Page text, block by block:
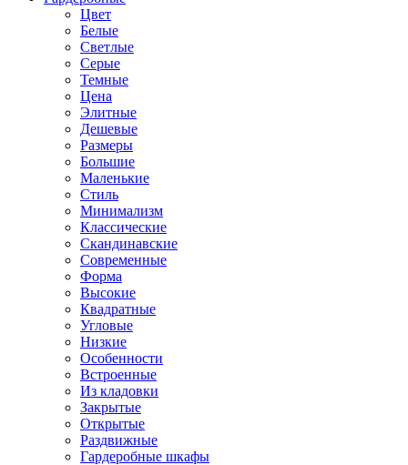
Цвет
Белые
Светлые
Серые
Темные
Цена
Элитные
Дешевые
Размеры
Большие
Маленькие
Стиль
Минимализм
Классические
Скандинавские
Современные
Форма
Высокие
Квадратные
Угловые
Низкие
Особенности
Встроенные
Из кладовки
Закрытые
Открытые
Раздвижные
Гардеробные шкафы